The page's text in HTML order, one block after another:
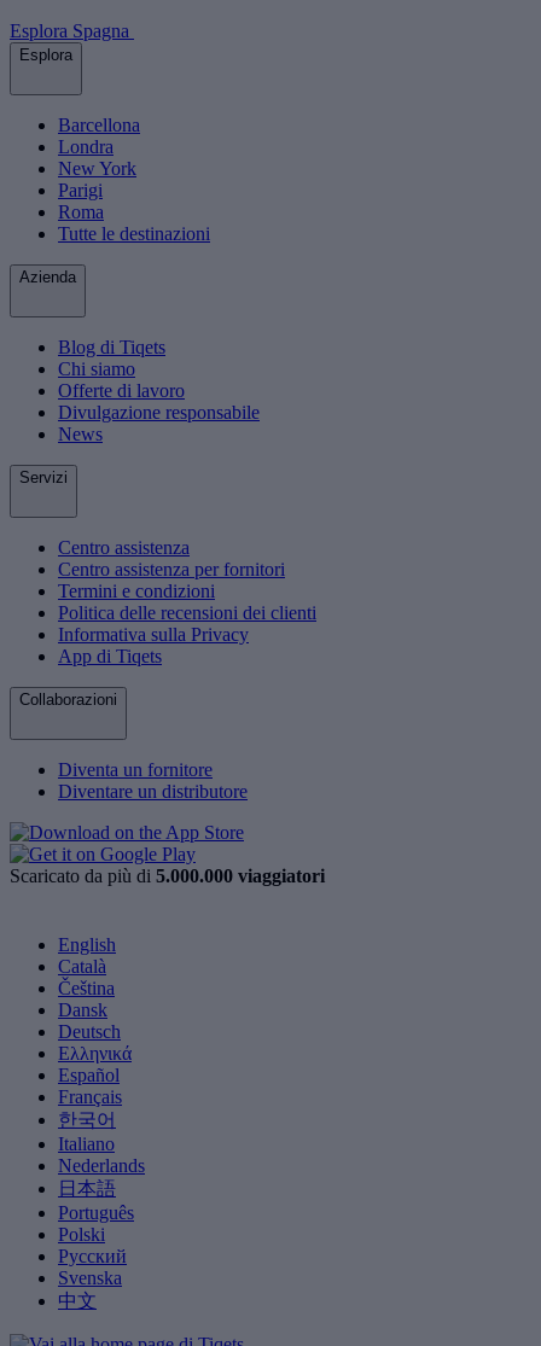
Esplora Spagna
Esplora
Barcellona
Londra
New York
Parigi
Roma
Tutte le destinazioni
Azienda
Blog di Tiqets
Chi siamo
Offerte di lavoro
Divulgazione responsabile
News
Servizi
Centro assistenza
Centro assistenza per fornitori
Termini e condizioni
Politica delle recensioni dei clienti
Informativa sulla Privacy
App di Tiqets
Collaborazioni
Diventa un fornitore
Diventare un distributore
Scaricato da più di 5.000.000 viaggiatori
English
Català
Čeština
Dansk
Deutsch
Ελληνικά
Español
Français
한국어
Italiano
Nederlands
日本語
Português
Polski
Русский
Svenska
中文